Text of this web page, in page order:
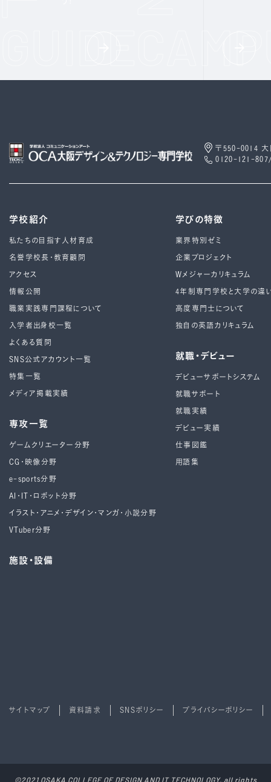
〒550-0014 大
0120-121-
学校紹介
私たちの目指す人材育成
名誉学校長・教育顧問
アクセス
情報公開
職業実践専門課程について
入学者出身校一覧
よくある質問
SNS公式アカウント一覧
特集一覧
メディア掲載実績
専攻一覧
ゲームクリエーター分野
CG・映像分野
e-sports分野
AI・IT・ロボット分野
イラスト・アニメ・デザイン・マンガ・小説分野
VTuber分野
施設・設備
学びの特徴
業界特別ゼミ
企業プロジェクト
Wメジャーカリキュラム
4年制専⾨学校と⼤学の違
高度専門士について
独自の英語カリキュラム
就職・デビュー
デビューサポートシステム
就職サポート
就職実績
デビュー実績
仕事図鑑
用語集
サイトマップ 資料請求 SNSポリシー プライバシーポリシー
©2021 OSAKA COLLEGE OF DESIGN AND IT TECHNOLOGY. all rights